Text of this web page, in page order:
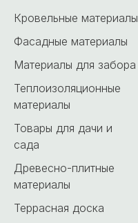
Кровельные материалы
Фасадные материалы
Материалы для забора
Теплоизоляционные
материалы
Товары для дачи и
сада
Древесно-плитные
материалы
Террасная доска